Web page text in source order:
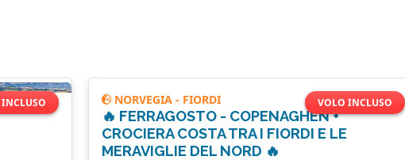
VOLO INCLUSO
NORVEGIA - FIORDI
🔥 FERRAGOSTO - COPENAGHEN +
CROCIERA COSTA TRA I FIORDI E LE
MERAVIGLIE DEL NORD 🔥